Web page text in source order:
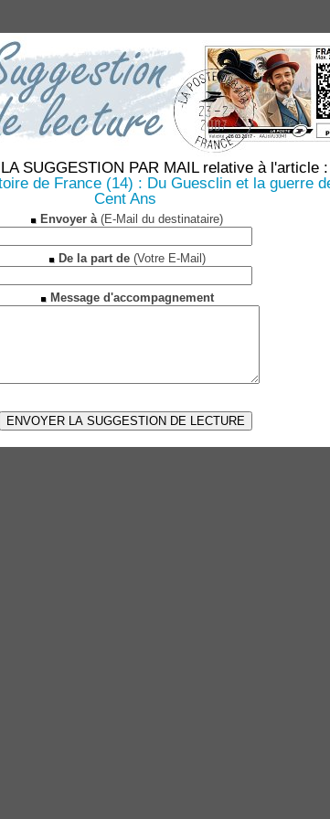
SUGGESTION PAR MAIL relative à l'article :
de France (14) : Du Guesclin et la guerre
Cent Ans
Envoyer à(E-Mail du destinataire)
De la part de(Votre E-Mail)
Message d'accompagnement